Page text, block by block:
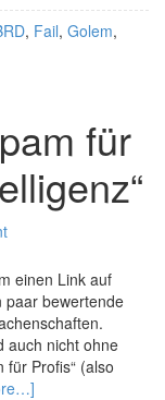
, Fail, Golem,
für
einen Link auf
paar bewertende
auch nicht ohne
für Profis“ (also